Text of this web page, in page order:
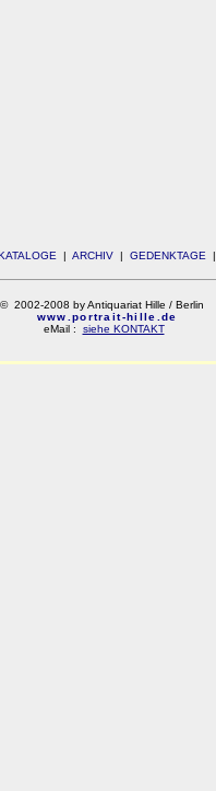
| ARCHIV | GEDENKTAGE
© 2002-2008 by Antiquariat Hille / Berlin
www.portrait-hille.de
eMail : siehe KONTAKT